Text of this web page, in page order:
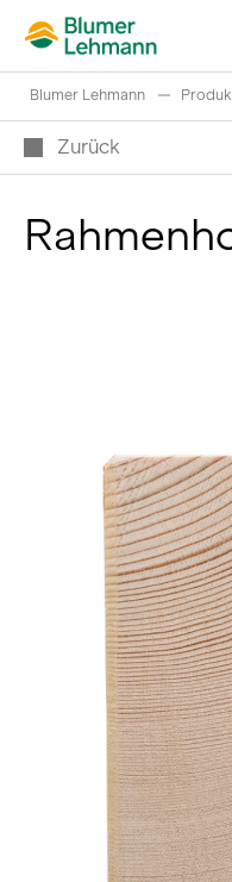
Bauprojekte
Über uns
News und Medien
Blumer Lehmann
Zurück